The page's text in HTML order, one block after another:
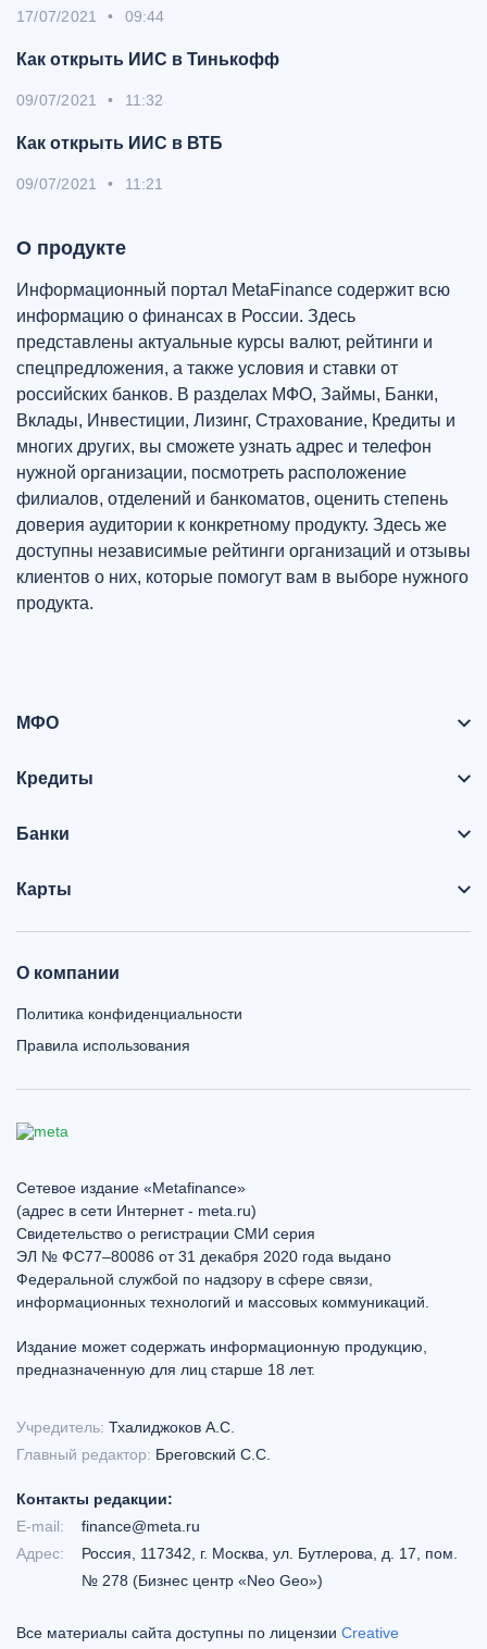
17/07/2021 • 09:44
Как открыть ИИС в Тинькофф
09/07/2021 • 11:32
Как открыть ИИС в ВТБ
09/07/2021 • 11:21
О продукте
Информационный портал MetaFinance содержит всю
информацию о финансах в России. Здесь
представлены актуальные курсы валют, рейтинги и
спецпредложения, а также условия и ставки от
российских банков. В разделах МФО, Займы, Банки,
Вклады, Инвестиции, Лизинг, Страхование, Кредиты и
многих других, вы сможете узнать адрес и телефон
нужной организации, посмотреть расположение
филиалов, отделений и банкоматов, оценить степень
доверия аудитории к конкретному продукту. Здесь же
доступны независимые рейтинги организаций и отзывы
клиентов о них, которые помогут вам в выборе нужного
продукта.
МФО
Кредиты
Банки
Карты
О компании
Политика конфиденциальности
Правила использования
Сетевое издание «Metafinance»
(адрес в сети Интернет - meta.ru)
Свидетельство о регистрации СМИ серия
ЭЛ № ФС77–80086 от 31 декабря 2020 года выдано
Федеральной службой по надзору в сфере связи,
информационных технологий и массовых коммуникаций.
Издание может содержать информационную продукцию,
предназначенную для лиц старше 18 лет.
Учредитель: Тхалиджоков А.С.
Главный редактор: Бреговский С.С.
Контакты редакции:
E-mail:
finance@meta.ru
Адрес:
Россия, 117342, г. Москва, ул. Бутлерова, д. 17, пом.
№ 278 (Бизнес центр «Neo Geo»)
Все материалы сайта доступны по лицензии Creative